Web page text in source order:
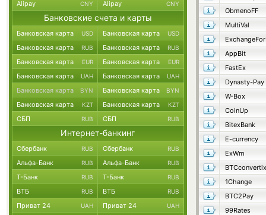
ObmenoFF
MultiVal
AppBit
FastEx
Dynasty-Pay
W-Box
CoinUp
BitexBank
E-currency
ExWm
BTCconvertix
1Change
BTC2Pay
99Rates
Alipay CNY Alipay CNY
Банковские счета и карты
Банковская карта USD Банковская карта USD
Банковская карта RUB Банковская карта RUB
Банковская карта EUR Банковская карта EUR
Банковская карта UAH Банковская карта UAH
Банковская карта BYN Банковская карта BYN
Банковская карта KZT Банковская карта KZT
СБП RUB СБП RUB
Интернет-банкинг
Сбербанк RUB Сбербанк RUB
Альфа-Банк RUB Альфа-Банк RUB
Т-Банк RUB Т-Банк RUB
ВТБ RUB ВТБ RUB
Приват 24 UAH Приват 24 UAH